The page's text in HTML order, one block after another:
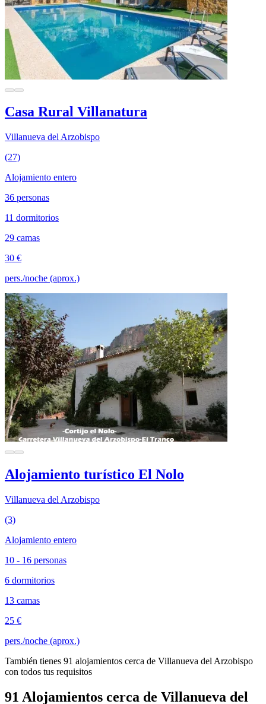
Casa Rural Villanatura
Villanueva del Arzobispo
(27)
Alojamiento entero
36 personas
11 dormitorios
29 camas
30 €
pers./noche (aprox.)
Alojamiento turístico El Nolo
Villanueva del Arzobispo
(3)
Alojamiento entero
10 - 16 personas
6 dormitorios
13 camas
25 €
pers./noche (aprox.)
También tienes 91 alojamientos cerca de Villanueva del Arzobispo
con todos tus requisitos
91 Alojamientos cerca de Villanueva del